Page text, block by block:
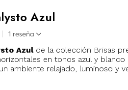
Azul
1 reseña
Azulde la colección Brisas
en tonos azul y
ambiente relajado, luminoso y